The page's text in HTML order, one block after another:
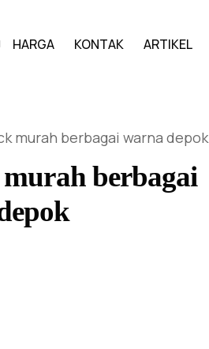
HARGA KONTAK ARTIKEL
murah berbagai warna depok
berbagai